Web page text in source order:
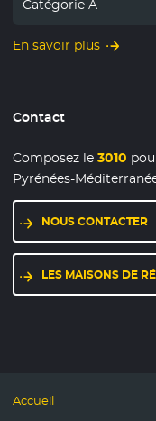
Catégorie A
En savoir plus
Contact
Composez le3010
Pyrénées-
NOUS CONTACTER
LES MAISONS DE
Accueil